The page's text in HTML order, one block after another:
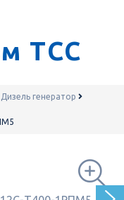
ТСС
Дизель генератор